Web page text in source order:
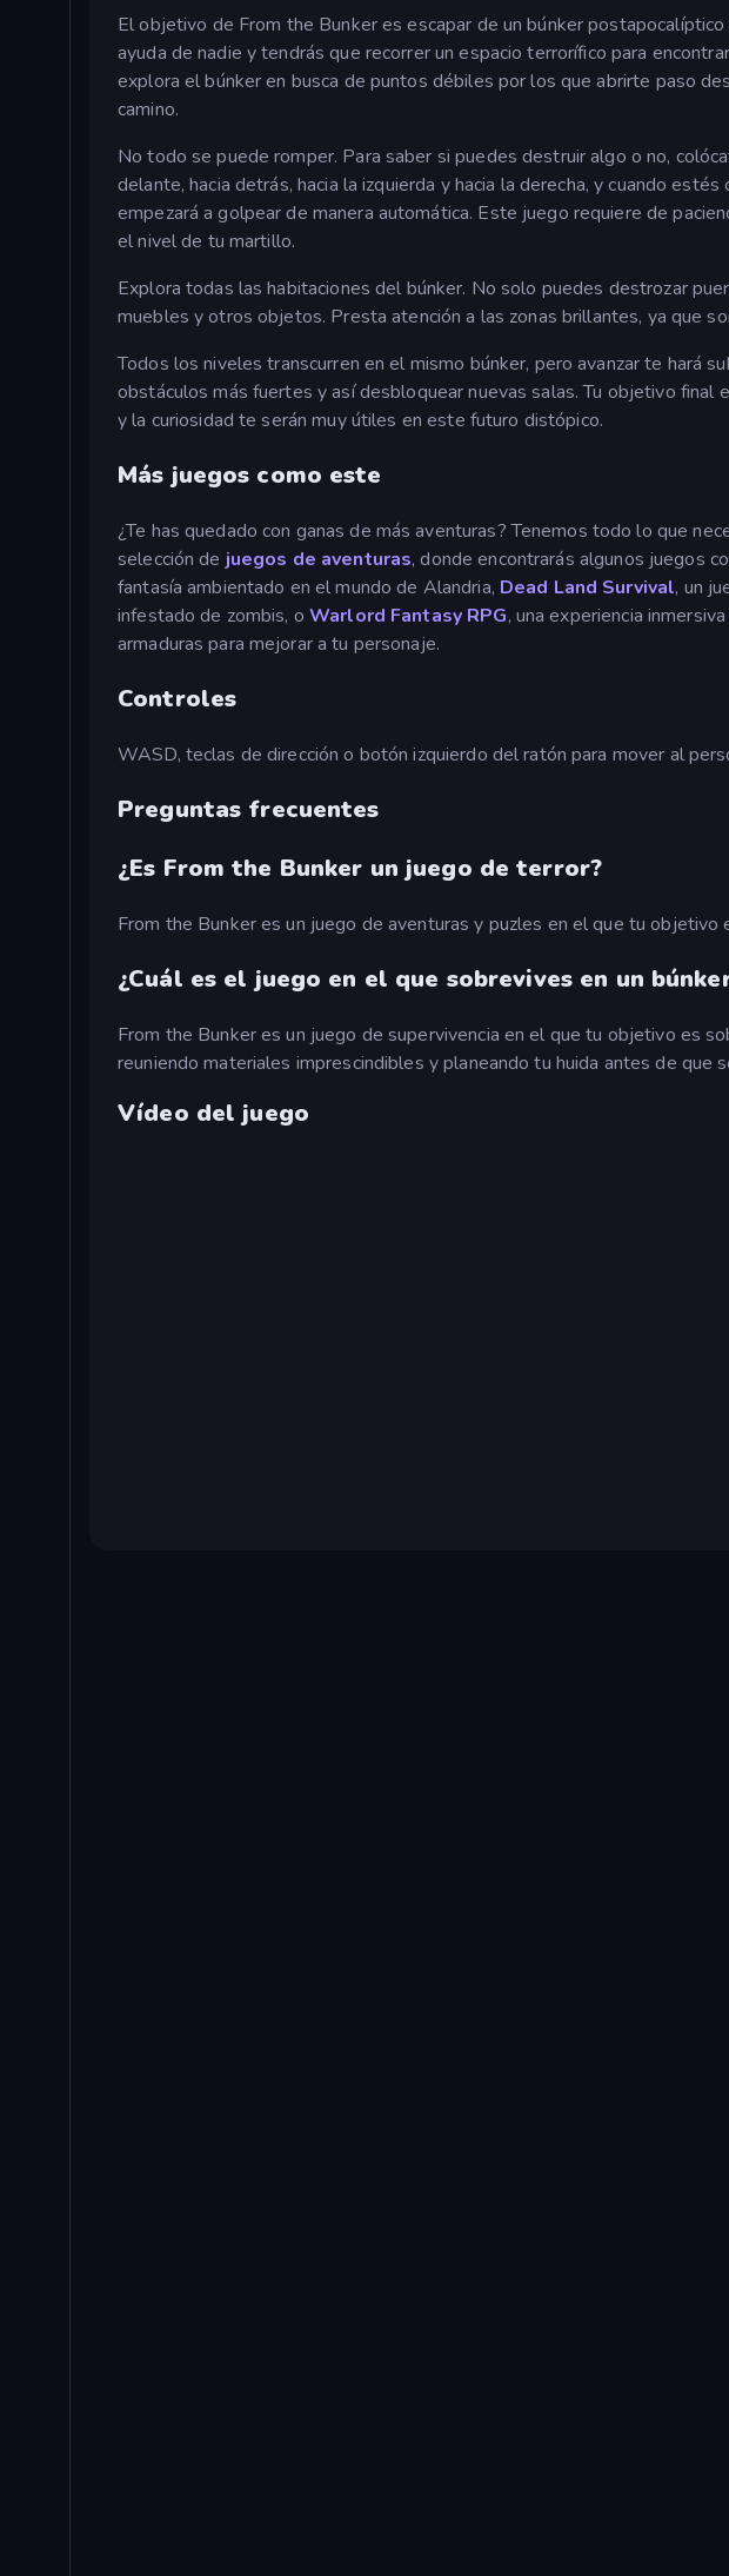
El objetivo de From the Bunker es escapar de un búnker
ayuda de nadie y tendrás que recorrer un espacio terrorífico para
explora el búnker en busca de puntos débiles por los que abrirte paso
camino.
No todo se puede romper. Para saber si puedes destruir algo o no,
delante, hacia detrás, hacia la izquierda y hacia la derecha, y cuando
empezará a golpear de manera automática. Este juego requiere de
el nivel de tu martillo.
Explora todas las habitaciones del búnker. No solo puedes destrozar
muebles y otros objetos. Presta atención a las zonas brillantes, ya que
Todos los niveles transcurren en el mismo búnker, pero avanzar te hará
obstáculos más fuertes y así desbloquear nuevas salas. Tu objetivo final
y la curiosidad te serán muy útiles en este futuro distópico.
Más juegos como este
¿Te has quedado con ganas de más aventuras? Tenemos todo lo que
selección de juegos de aventuras, donde encontrarás algunos juegos
fantasía ambientado en el mundo de Alandria, Dead Land Survival, un
infestado de zombis, oWarlord Fantasy RPG, una experiencia
armaduras para mejorar a tu personaje.
Controles
WASD, teclas de dirección o botón izquierdo del ratón para mover al
Preguntas frecuentes
¿Es From the Bunker un juego de terror?
From the Bunker es un juego de aventuras y puzles en el que tu objetivo
¿Cuál es el juego en el que sobrevives en un
From the Bunker es un juego de supervivencia en el que tu objetivo es
reuniendo materiales imprescindibles y planeando tu huida antes de que
Vídeo del juego